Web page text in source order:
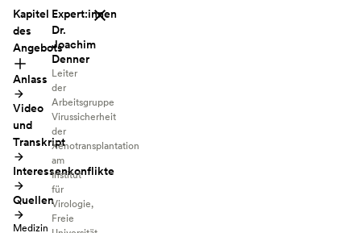
Kapitel
des
Angebots
Anlass
Video
und
Transkript
Interessenkonflikte
Quellen
Medizin
Expert:innen
Dr.
Joachim
Denner
Leiter
der
Arbeitsgruppe
Virussicherheit
der
Xenotransplantation
am
Institut
für
Virologie,
Freie